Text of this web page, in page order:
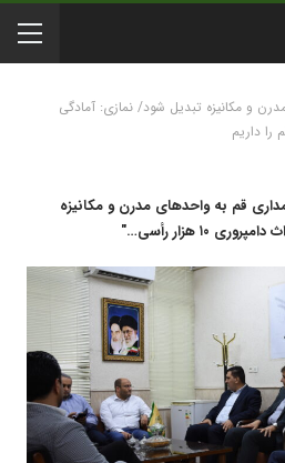
و مکانیزه تبدیل شود/ نمازی: آمادگی
قم به واحدهای مدرن و مکانیزه
هزار رأسی…"